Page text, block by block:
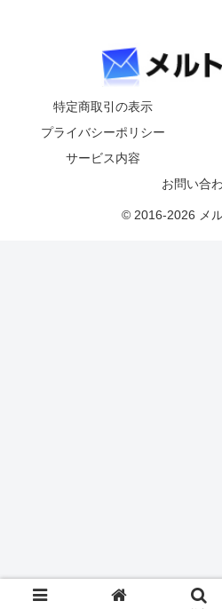
特定商取引の表示
プライバシーポリシー
サービス内容
お問い合
© 2016-2026 メ